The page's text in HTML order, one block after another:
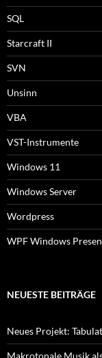
SQL
Starcraft II
SVN
Unsinn
VBA
VST-Instrumente
Windows 11
Windows Server
Wordpress
WPF Windows
NEUESTE BEITRÄGE
Neues Projekt: